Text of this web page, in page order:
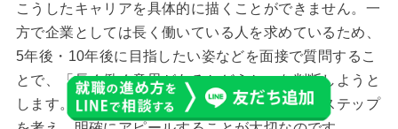
こうしたキャリアを具体的に描くことができません。一
方で企業としては長く働いている人を求めているため、
5年後・10年後に目指したい姿などを面接で質問するこ
とで、「長く働く意思があるかどうか」を判断しようと
します。そのため特に第二新卒ほど、入社後のステップ